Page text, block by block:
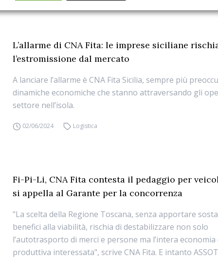
L’allarme di CNA Fita: le imprese siciliane
l’estromissione dal mercato
A lanciare l’allarme è CNA Fita Sicilia, sempre più
dinamiche economiche che stanno attraversando gli
settore nell’isola.
02/06/2024 Logistica
Fi-Pi-Li, CNA Fita contesta il pedaggio per
si appella al Garante per la concorrenza
"La scelta della Regione Toscana, senza apportare
benefici alla viabilità, rischia di destabilizzare non solo
l’autotrasporto di merci e persone ma l’intera economia
produttiva interessata", scrive CNA Fita. E intanto